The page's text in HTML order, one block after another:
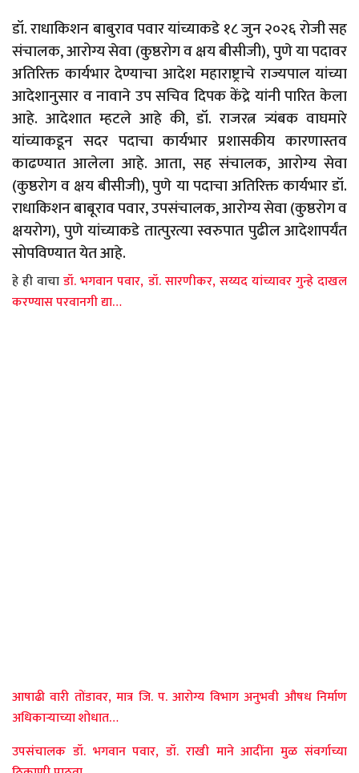
डॉ. राधाकिशन बाबुराव पवार यांच्याकडे १८ जुन २०२६ रोजी सह
संचालक, आरोग्य सेवा (कुष्ठरोग व क्षय बीसीजी), पुणे या पदावर
अतिरिक्त कार्यभार देण्याचा आदेश महाराष्ट्राचे राज्यपाल यांच्या
आदेशानुसार व नावाने उप सचिव दिपक केंद्रे यांनी पारित केला
आहे. आदेशात म्हटले आहे की, डॉ. राजरत्न त्र्यंबक वाघमारे
यांच्याकडून सदर पदाचा कार्यभार प्रशासकीय कारणास्तव
काढण्यात आलेला आहे. आता, सह संचालक, आरोग्य सेवा
(कुष्ठरोग व क्षय बीसीजी), पुणे या पदाचा अतिरिक्त कार्यभार डॉ.
राधाकिशन बाबूराव पवार, उपसंचालक, आरोग्य सेवा (कुष्ठरोग व
क्षयरोग), पुणे यांच्याकडे तात्पुरत्या स्वरुपात पुढील आदेशापर्यंत
सोपविण्यात येत आहे.
हे ही वाचाडॉ. भगवान पवार, डॉ. सारणीकर, सय्यद यांच्यावर गुन्हे दाखल
करण्यास परवानगी द्या…
आषाढी वारी तोंडावर, मात्र जि. प. आरोग्य विभाग अनुभवी औषध निर्माण
अधिकाऱ्याच्या शोधात…
उपसंचालक डॉ. भगवान पवार, डॉ. राखी माने आदींना मुळ संवर्गाच्या